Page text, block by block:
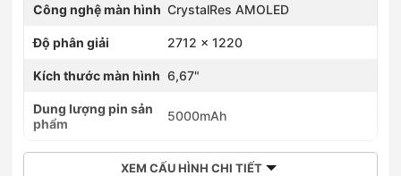
Công nghệ màn hình CrystalRes AMOLED
Độ phân giải 2712 x 1220
Kích thước màn hình 6,67"
Dung lượng pin sản
phẩm
5000mAh
XEM CẤU HÌNH CHI TIẾT